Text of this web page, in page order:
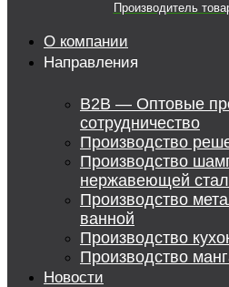
Производитель
О компании
Направления
B2B — Оптовые
сотрудничество
Производство
Производство
нержавеющей
Производство
ванной
Производство
Производство
Новости